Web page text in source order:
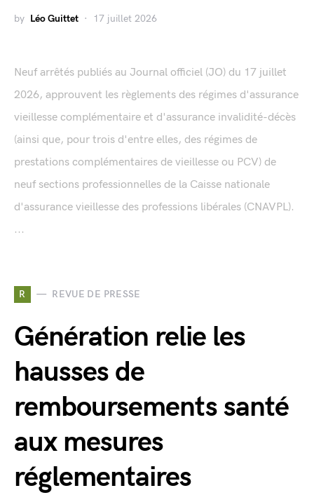
by Léo Guittet 17 juillet 2026
Neuf arrêtés publiés au Journal officiel (JO) du 17 juillet
2026, approuvent les règlements des régimes d'assurance
vieillesse complémentaire et d'assurance invalidité-décès
(ainsi que, pour trois d'entre elles, des régimes de
prestations complémentaires de vieillesse ou PCV) de
neuf sections professionnelles de la Caisse nationale
d'assurance vieillesse des professions libérales (CNAVPL).
...
R REVUE DE PRESSE
Génération relie les
hausses de
remboursements santé
aux mesures
réglementaires